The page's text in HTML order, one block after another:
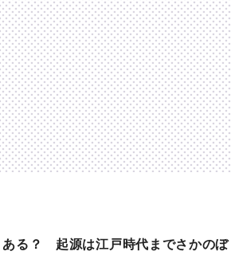
ある？ 起源は江戸時代までさかのぼ